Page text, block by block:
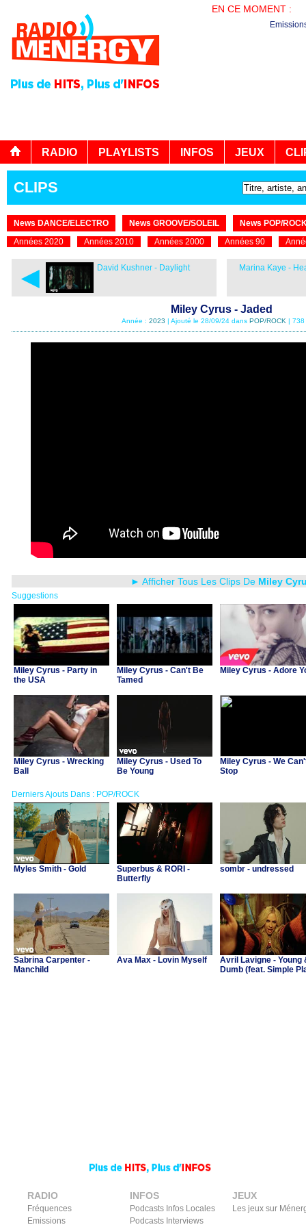
EN CE MOMENT :
RADIO PLAYLISTS INFOS JEUX
CLIPS
News DANCE/ELECTRO News GROOVE/SOLEIL
News POP/
Années 2020
Années 2010 Années 2000 Années 90
◄ David Kushner - Daylight Marina Kaye -
Miley Cyrus - Jaded
Année : 2023 | Ajouté le 28/09/24 dans POP/ROCK | 738
► Afficher Tous Les Clips De Miley
Suggestions
Miley Cyrus - Party in
the USA
Miley Cyrus - Can't Be
Tamed
Miley Cyrus - Adore
Miley Cyrus - Wrecking
Ball
Miley Cyrus - Used To
Be Young
Miley Cyrus - We
Stop
Derniers Ajouts Dans : POP/ROCK
Myles Smith - Gold
Superbus & RORI -
Butterfly
sombr - undressed
Sabrina Carpenter -
Manchild
Ava Max - Lovin Myself
Avril Lavigne - Young
Dumb (feat. Simple
RADIO
Fréquences
Emissions
INFOS
Podcasts Infos Locales
Podcasts Interviews
JEUX
Les jeux sur